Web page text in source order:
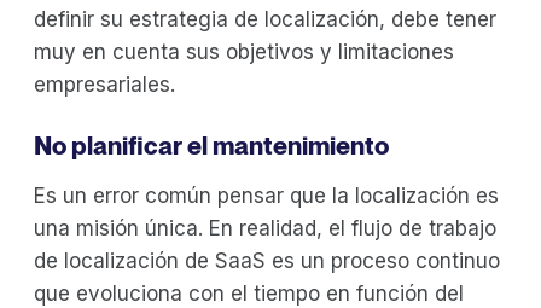
definir su estrategia de localización, debe tener
muy en cuenta sus objetivos y limitaciones
empresariales.
No planificar el mantenimiento
Es un error común pensar que la localización es
una misión única. En realidad, el flujo de trabajo
de localización de SaaS es un proceso continuo
que evoluciona con el tiempo en función del